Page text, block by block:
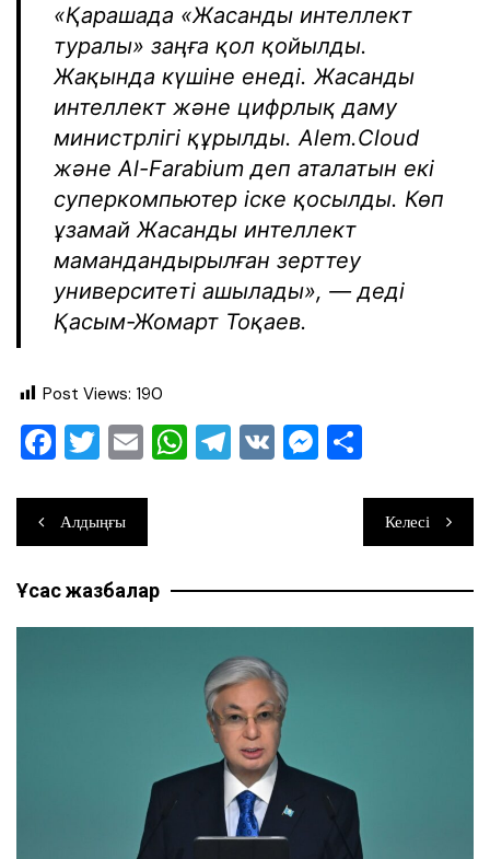
«Қарашада «Жасанды интеллект
туралы» заңға қол қойылды.
Жақында күшіне енеді. Жасанды
интеллект және цифрлық даму
министрлігі құрылды. Alem.Cloud
және Al-Farabium деп аталатын екі
суперкомпьютер іске қосылды. Көп
ұзамай Жасанды интеллект
мамандандырылған зерттеу
университеті ашылады», — деді
Қасым-Жомарт Тоқаев.
Post Views: 190
F
c
e
b
o
T
tt
er
E
ai
l
W
A
p
T
a
m
V M
n
g
ра
ви
ть
Навигация
по
записям
Алдыңғы Келесі
Ұқсас жазбалар